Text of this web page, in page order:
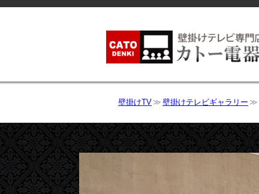
壁掛けTV 壁掛けテレビギャラリー